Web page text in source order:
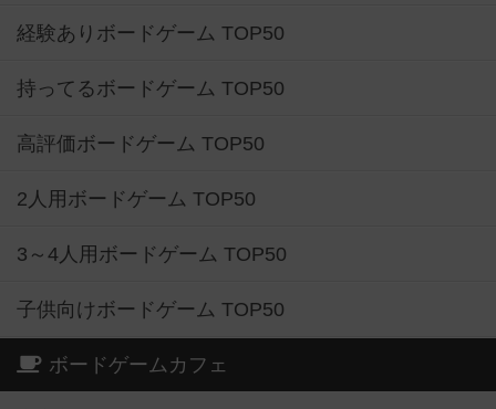
経験ありボードゲーム TOP50
持ってるボードゲーム TOP50
高評価ボードゲーム TOP50
2人用ボードゲーム TOP50
3～4人用ボードゲーム TOP50
子供向けボードゲーム TOP50
ボードゲームカフェ